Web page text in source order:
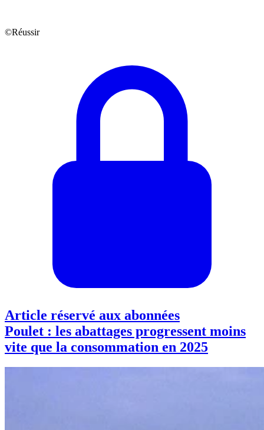
©Réussir
Article réservé aux abonnées
Poulet : les abattages progressent moins
vite que la consommation en 2025